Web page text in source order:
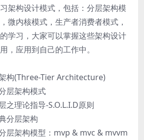
架构设计模式，包括：分层架构模
微内核模式，生产者消费者模式，
学习，大家可以掌握这些架构设计
，应用到自己的工作中。
构(Three-Tier Architecture)
层架构模式
之理论指导-S.O.L.I.D原则
分层架构
层架构模型：mvp & mvc & mvvm